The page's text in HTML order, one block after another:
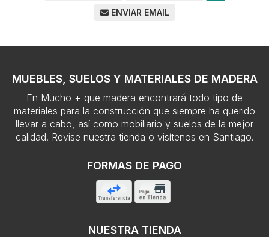
ENVIAR EMAIL
MUEBLES, SUELOS Y MATERIALES DE MADERA
En Mucho + que madera encontrará todo tipo de
materiales para la construcción que siempre ha querido
llevar a cabo, así como mobiliario y suelos de la mejor
calidad. Revise nuestra tienda o visítenos en Santiago.
FORMAS DE PAGO
NUESTRA TIENDA